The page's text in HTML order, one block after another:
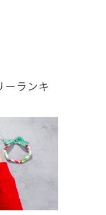
ーランキ